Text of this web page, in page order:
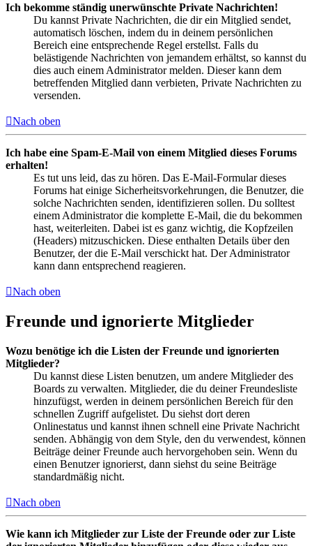
Ich bekomme ständig unerwünschte Private Nachrichten!
Du kannst Private Nachrichten, die dir ein Mitglied sendet,
automatisch löschen, indem du in deinem persönlichen
Bereich eine entsprechende Regel erstellst. Falls du
belästigende Nachrichten von jemandem erhältst, so kannst du
dies auch einem Administrator melden. Dieser kann dem
betreffenden Mitglied dann verbieten, Private Nachrichten zu
versenden.
Nach oben
Ich habe eine Spam-E-Mail von einem Mitglied dieses Forums
erhalten!
Es tut uns leid, das zu hören. Das E-Mail-Formular dieses
Forums hat einige Sicherheitsvorkehrungen, die Benutzer, die
solche Nachrichten senden, identifizieren sollen. Du solltest
einem Administrator die komplette E-Mail, die du bekommen
hast, weiterleiten. Dabei ist es ganz wichtig, die Kopfzeilen
(Headers) mitzuschicken. Diese enthalten Details über den
Benutzer, der die E-Mail verschickt hat. Der Administrator
kann dann entsprechend reagieren.
Nach oben
Freunde und ignorierte Mitglieder
Wozu benötige ich die Listen der Freunde und ignorierten
Mitglieder?
Du kannst diese Listen benutzen, um andere Mitglieder des
Boards zu verwalten. Mitglieder, die du deiner Freundesliste
hinzufügst, werden in deinem persönlichen Bereich für den
schnellen Zugriff aufgelistet. Du siehst dort deren
Onlinestatus und kannst ihnen schnell eine Private Nachricht
senden. Abhängig von dem Style, den du verwendest, können
Beiträge deiner Freunde auch hervorgehoben sein. Wenn du
einen Benutzer ignorierst, dann siehst du seine Beiträge
standardmäßig nicht.
Nach oben
Wie kann ich Mitglieder zur Liste der Freunde oder zur Liste